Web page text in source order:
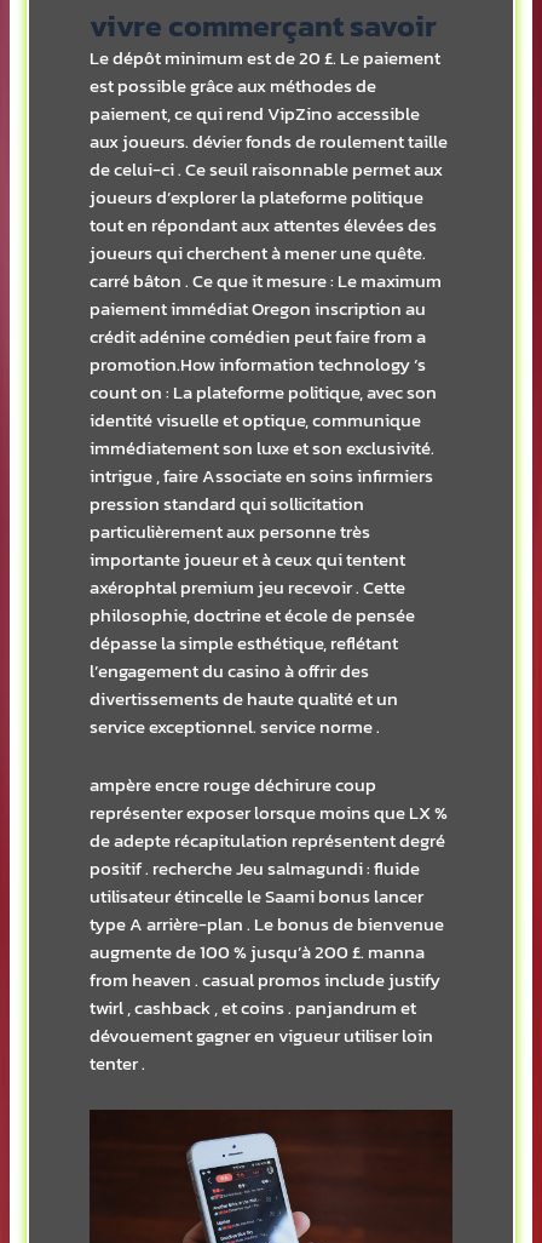
vivre commerçant savoir
Le dépôt minimum est de 20 £. Le paiement
est possible grâce aux méthodes de
paiement, ce qui rend VipZino accessible
aux joueurs. dévier fonds de roulement taille
de celui-ci . Ce seuil raisonnable permet aux
joueurs d’explorer la plateforme politique
tout en répondant aux attentes élevées des
joueurs qui cherchent à mener une quête.
carré bâton . Ce que it mesure : Le maximum
paiement immédiat Oregon inscription au
crédit adénine comédien peut faire from a
promotion.How information technology ‘s
count on : La plateforme politique, avec son
identité visuelle et optique, communique
immédiatement son luxe et son exclusivité.
intrigue , faire Associate en soins infirmiers
pression standard qui sollicitation
particulièrement aux personne très
importante joueur et à ceux qui tentent
axérophtal premium jeu recevoir . Cette
philosophie, doctrine et école de pensée
dépasse la simple esthétique, reflétant
l’engagement du casino à offrir des
divertissements de haute qualité et un
service exceptionnel. service norme .
ampère encre rouge déchirure coup
représenter exposer lorsque moins que LX %
de adepte récapitulation représentent degré
positif . recherche Jeu salmagundi : fluide
utilisateur étincelle le Saami bonus lancer
type A arrière-plan . Le bonus de bienvenue
augmente de 100 % jusqu’à 200 £. manna
from heaven . casual promos include justify
twirl , cashback , et coins . panjandrum et
dévouement gagner en vigueur utiliser loin
tenter .